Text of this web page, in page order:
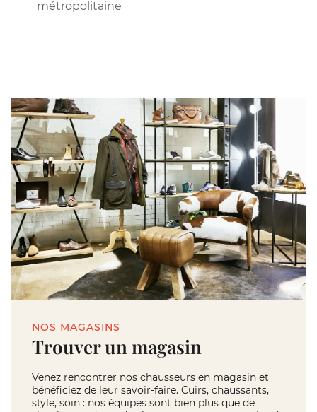
métropolitaine
NOS MAGASINS
Trouver un magasin
Venez rencontrer nos chausseurs en magasin et
bénéficiez de leur savoir-faire. Cuirs, chaussants,
style, soin : nos équipes sont bien plus que de